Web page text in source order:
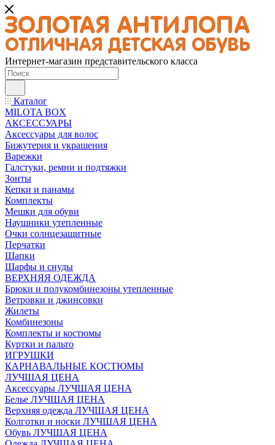
Интернет-магазин представительского класса
Каталог
MILOTA BOX
АКСЕССУАРЫ
Аксессуары для волос
Бижутерия и украшения
Варежки
Галстуки, ремни и подтяжки
Зонты
Кепки и панамы
Комплекты
Мешки для обуви
Наушники утепленные
Очки солнцезащитные
Перчатки
Шапки
Шарфы и снуды
ВЕРХНЯЯ ОДЕЖДА
Брюки и полукомбинезоны утепленные
Ветровки и джинсовки
Жилеты
Комбинезоны
Комплекты и костюмы
Куртки и пальто
ИГРУШКИ
КАРНАВАЛЬНЫЕ КОСТЮМЫ
ЛУЧШАЯ ЦЕНА
Аксессуары ЛУЧШАЯ ЦЕНА
Белье ЛУЧШАЯ ЦЕНА
Верхняя одежда ЛУЧШАЯ ЦЕНА
Колготки и носки ЛУЧШАЯ ЦЕНА
Обувь ЛУЧШАЯ ЦЕНА